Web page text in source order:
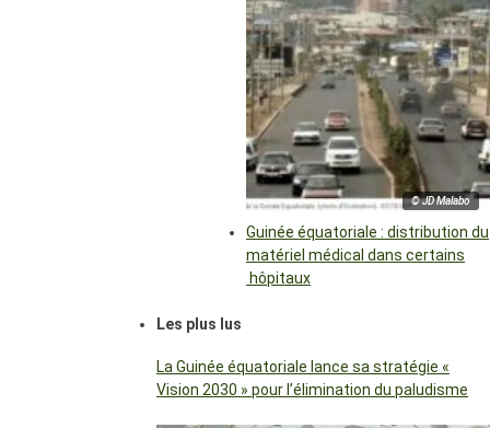
© JD Malabo
Guinée équatoriale : distribution du
matériel médical dans certains
hôpitaux
Les plus lus
La Guinée équatoriale lance sa stratégie «
Vision 2030 » pour l’élimination du paludisme